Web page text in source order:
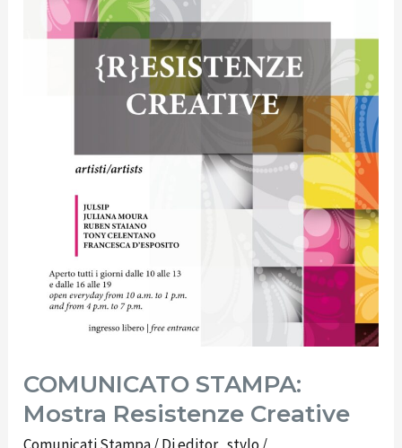
COMUNICATO STAMPA:
Mostra Resistenze Creative